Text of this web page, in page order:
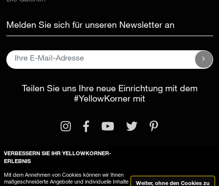
Melden Sie sich für unseren Newsletter an
Teilen Sie uns Ihre neue Einrichtung mit dem
#YellowKorner mit
Rechtliche Informationen
VERBESSERN SIE IHR YELLOWKORNER-
ERLEBNIS
Mit dem Annehmen von Cookies können wir Ihnen
maßgeschneiderte Angebote und individuelle Inhalte
Weiter, ohne den Cookies zu